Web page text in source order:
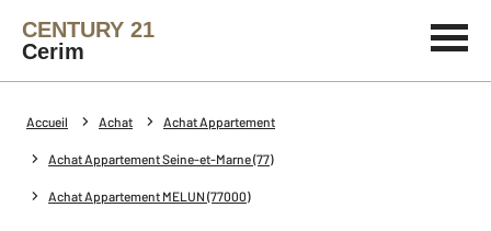
CENTURY 21
Cerim
Accueil Achat Achat Appartement
Achat Appartement Seine-et-Marne (77)
Achat Appartement MELUN (77000)